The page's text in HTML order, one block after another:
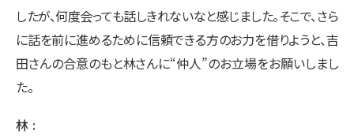
したが、何度会っても話しきれないなと感じました。そこで、さら
に話を前に進めるために信頼できる方のお力を借りようと、吉
田さんの合意のもと林さんに“仲人”のお立場をお願いしまし
た。
林